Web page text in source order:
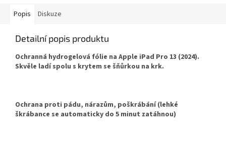
Popis Diskuze
Detailní popis produktu
Ochranná hydrogelová fólie na Apple iPad Pro 13 (2024).
Skvěle ladí spolu s krytem se šňůrkou na krk.
Ochrana proti pádu, nárazům, poškrábání (lehké
škrábance se automaticky do 5 minut zatáhnou)